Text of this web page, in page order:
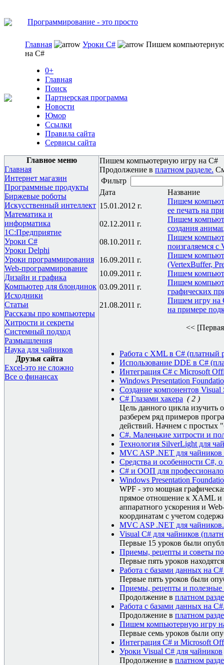
Программирование - это просто
Главная Уроки C#
Пишем
на C#
0+
Главная
Поиск
Партнерская программа
Новости
Юмор
Ссылки
Правила сайта
Сервисы сайта
Главное меню
Главная
Интернет магазин
Программные продукты
Биржевые роботы
Искусственный интеллект
Математика и
информатика
1С:Предприятие
Уроки C#
Уроки Delphi
Уроки программирования
Web-программирование
Дизайн и графика
Компьютер для блондинок
Исходники
Статьи
Рассказы про компьютеры
Хитрости и секреты
Системный подход
Размышления
Наука для чайников
Друзья сайта
Excel-это не сложно
Все о финансах
Пишем компьютерную игру на C#
Продолжение в платном разделе.
Фильтр
Дата
Название
15.01.2012 г.
Пишем
ее печать на
02.12.2011 г.
Пишем
создания
08.10.2011 г.
Пишем
поизгаляемся с
16.09.2011 г.
Пишем
(VertexBuffer,
10.09.2011 г.
Пишем
03.09.2011 г.
Пишем
графических
21.08.2011 г.
Пишем игру на
на примере
<<
Работа с XML в C# (платный
Использование DDE в C#
Интеграция C# с Microsoft
Windows Presentation
Создание компонентов Visual
C# Глазами хакера ( 2 )
Цель данного цикла изучить
разберем ряд примеров
действий. Начнем с простых
C#. Маленькие хитрости и
Технология SilverLight для
MVC ASP .NET для чайников
Средства и особенности C#,
C# и ООП для
Windows Presentation
WPF - это мощная
прямое отношение к XAML и
аппаратного ускорения и
координатам с учетом
MVC ASP .NET для
Visual C# для чайников
Первые 15 уроков были
Приемы, рецепты и советы по
Первые пять уроков
Работа с базами данных на
Первые пять уроков были
Приемы, рецепты и полезные
Продолжение в платном
Работа с базами данных на
Продолжение в платном
Пишем компьютерную игру
Первые семь уроков были
Интеграция C# и Microsoft
Уроки Visual C# для чайников
Продолжение в платном